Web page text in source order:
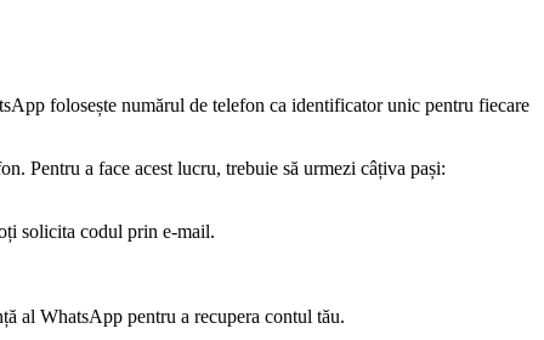
folosește numărul de telefon ca identificator unic pentru fiecare
Pentru a face acest lucru, trebuie să urmezi câțiva pași:
solicita codul prin e-mail.
al WhatsApp pentru a recupera contul tău.